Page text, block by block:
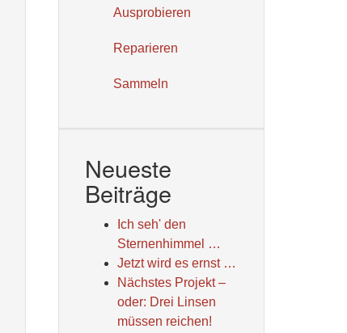
Ausprobieren
Reparieren
Sammeln
Neueste
Beiträge
Ich seh' den
Sternenhimmel …
Jetzt wird es ernst …
Nächstes Projekt –
oder: Drei Linsen
müssen reichen!